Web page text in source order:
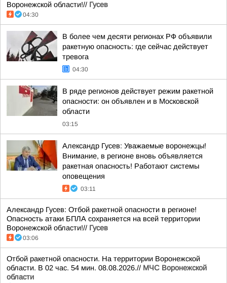
Воронежской области!// Гусев
04:30
В более чем десяти регионах РФ объявили
ракетную опасность: где сейчас действует
тревога
04:30
В ряде регионов действует режим ракетной
опасности: он объявлен и в Московской
области
03:15
Александр Гусев: Уважаемые воронежцы!
Внимание, в регионе вновь объявляется
ракетная опасность! Работают системы
оповещения
03:11
Александр Гусев: Отбой ракетной опасности в регионе!
Опасность атаки БПЛА сохраняется на всей территории
Воронежской области!// Гусев
03:06
Отбой ракетной опасности. На территории Воронежской
области. В 02 час. 54 мин. 08.08.2026.// МЧС Воронежской
области